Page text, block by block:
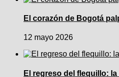
El corazón de Bogotá
12 mayo 2026
El regreso del flequillo: